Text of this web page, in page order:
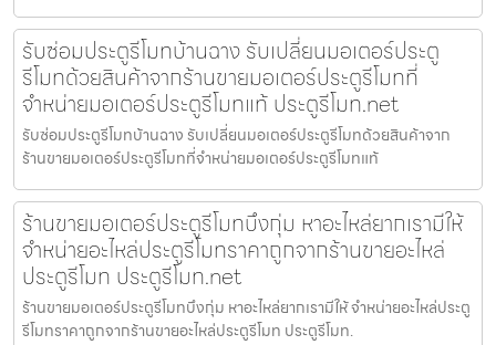
รับซ่อมประตูรีโมทบ้านฉาง รับเปลี่ยนมอเตอร์ประตู
รีโมทด้วยสินค้าจากร้านขายมอเตอร์ประตูรีโมทที่
จำหน่ายมอเตอร์ประตูรีโมทแท้ ประตูรีโมท.net
รับซ่อมประตูรีโมทบ้านฉาง รับเปลี่ยนมอเตอร์ประตูรีโมทด้วยสินค้าจาก
ร้านขายมอเตอร์ประตูรีโมทที่จำหน่ายมอเตอร์ประตูรีโมทแท้
ร้านขายมอเตอร์ประตูรีโมทบึงกุ่ม หาอะไหล่ยากเรามีให้
จำหน่ายอะไหล่ประตูรีโมทราคาถูกจากร้านขายอะไหล่
ประตูรีโมท ประตูรีโมท.net
ร้านขายมอเตอร์ประตูรีโมทบึงกุ่ม หาอะไหล่ยากเรามีให้ จำหน่ายอะไหล่ประตู
รีโมทราคาถูกจากร้านขายอะไหล่ประตูรีโมท ประตูรีโมท.